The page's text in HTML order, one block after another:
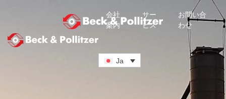
メインコンテンツへスキップ
会社
案内
サー
ビス
お問い合
わせ
Ja